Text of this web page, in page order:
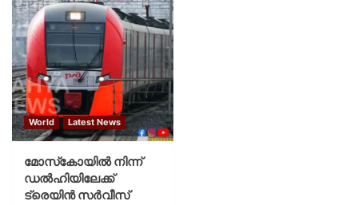
World Latest News
മോസ്‌കോയില്‍ നിന്ന്
ഡല്‍ഹിയിലേക്ക്
ട്രെയിന്‍ സര്‍വീസ്